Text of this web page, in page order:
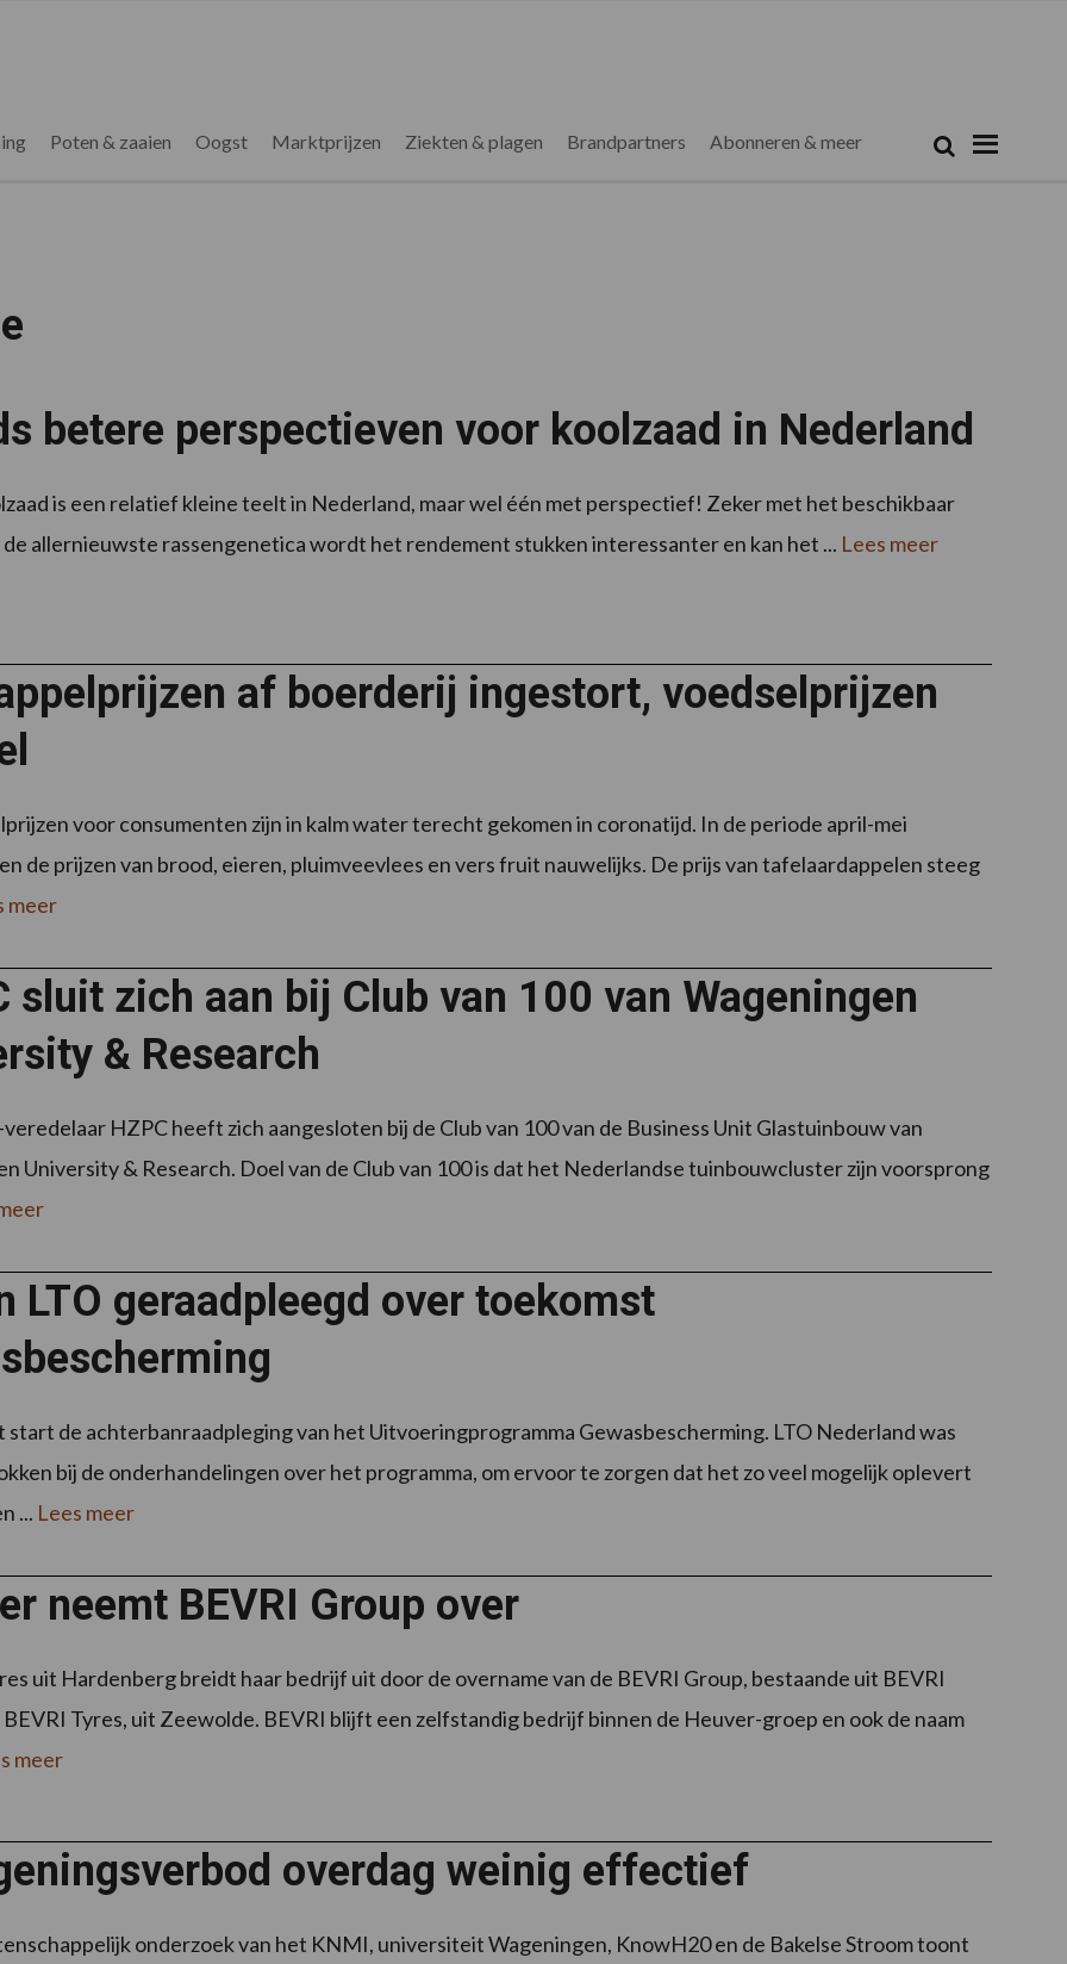
Poten & zaaien Oogst Marktprijzen Ziekten & plagen Brandpartners Abonneren & meer Zoek
betere perspectieven voor koolzaad in Nederland
is een relatief kleine teelt in Nederland, maar wel één met perspectief! Zeker met het beschikbaar
de allernieuwste rassengenetica wordt het rendement stukken interessanter en kan het ... Lees meer
af boerderij ingestort, voedselprijzen
voor consumenten zijn in kalm water terecht gekomen in coronatijd. In de periode april-mei
de prijzen van brood, eieren, pluimveevlees en vers fruit nauwelijks. De prijs van tafelaardappelen steeg
meer
sluit zich aan bij Club van 100 van Wageningen
& Research
HZPC heeft zich aangesloten bij de Club van 100 van de Business Unit Glastuinbouw van
University & Research. Doel van de Club van 100 is dat het Nederlandse tuinbouwcluster zijn voorsprong
LTO geraadpleegd over toekomst
start de achterbanraadpleging van het Uitvoeringprogramma Gewasbescherming. LTO Nederland was
bij de onderhandelingen over het programma, om ervoor te zorgen dat het zo veel mogelijk oplevert
... Lees meer
neemt BEVRI Group over
uit Hardenberg breidt haar bedrijf uit door de overname van de BEVRI Group, bestaande uit BEVRI
Tyres, uit Zeewolde. BEVRI blijft een zelfstandig bedrijf binnen de Heuver-groep en ook de naam
meer
overdag weinig effectief
onderzoek van het KNMI, universiteit Wageningen, KnowH20 en de Bakelse Stroom toont